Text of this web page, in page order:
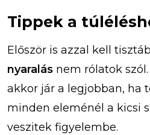
Tippek a
Először is azzal kell
nyaralás nem rólatok
akkor jár a legjobban, ha
minden eleménél a kicsi
veszitek figyelembe.